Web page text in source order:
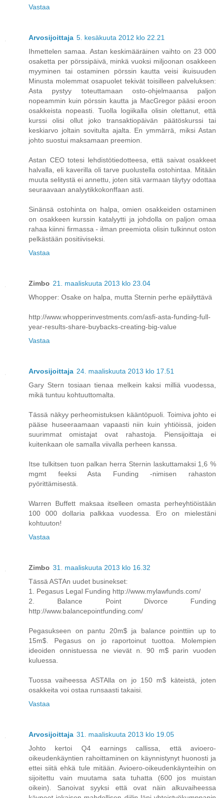
Vastaa
Arvosijoittaja 5. kesäkuuta 2012 klo 22.21
Ihmettelen samaa. Astan keskimääräinen vaihto on 23 000
osaketta per pörssipäivä, minkä vuoksi miljoonan osakkeen
myyminen tai ostaminen pörssin kautta veisi ikuisuuden
Minusta molemmat osapuolet tekivät toisilleen palveluksen:
Asta pystyy toteuttamaan osto-ohjelmaansa paljon
nopeammin kuin pörssin kautta ja MacGregor pääsi eroon
osakkeista nopeasti. Tuolla logiikalla olisin olettanut, että
kurssi olisi ollut joko transaktiopäivän päätöskurssi tai
keskiarvo joltain sovitulta ajalta. En ymmärrä, miksi Astan
johto suostui maksamaan preemion.
Astan CEO totesi lehdistötiedotteesa, että saivat osakkeet
halvalla, eli kaverilla oli tarve puolustella ostohintaa. Mitään
muuta selitystä ei annettu, joten sitä varmaan täytyy odottaa
seuraavaan analyytikkokonffaan asti.
Sinänsä ostohinta on halpa, omien osakkeiden ostaminen
on osakkeen kurssin katalyytti ja johdolla on paljon omaa
rahaa kiinni firmassa - ilman preemiota olisin tulkinnut oston
pelkästään positiiviseksi.
Vastaa
Zimbo 21. maaliskuuta 2013 klo 23.04
Whopper: Osake on halpa, mutta Sternin perhe epäilyttävä
http://www.whopperinvestments.com/asfi-asta-funding-full-
year-results-share-buybacks-creating-big-value
Vastaa
Arvosijoittaja 24. maaliskuuta 2013 klo 17.51
Gary Stern tosiaan tienaa melkein kaksi milliä vuodessa,
mikä tuntuu kohtuuttomalta.
Tässä näkyy perheomistuksen kääntöpuoli. Toimiva johto ei
pääse huseeraamaan vapaasti niin kuin yhtiöissä, joiden
suurimmat omistajat ovat rahastoja. Piensijoittaja ei
kuitenkaan ole samalla viivalla perheen kanssa.
Itse tulkitsen tuon palkan herra Sternin laskuttamaksi 1,6 %
mgmt feeksi Asta Funding -nimisen rahaston
pyörittämisestä.
Warren Buffett maksaa itselleen omasta perheyhtiöistään
100 000 dollaria palkkaa vuodessa. Ero on mielestäni
kohtuuton!
Vastaa
Zimbo 31. maaliskuuta 2013 klo 16.32
Tässä ASTAn uudet businekset:
1. Pegasus Legal Funding http://www.mylawfunds.com/
2. Balance Point Divorce Funding
http://www.balancepointfunding.com/
Pegasukseen on pantu 20m$ ja balance pointtiin up to
15m$. Pegasus on jo raportoinut tuottoa. Molempien
ideoiden onnistuessa ne vievät n. 90 m$ parin vuoden
kuluessa.
Tuossa vaiheessa ASTAlla on jo 150 m$ käteistä, joten
osakkeita voi ostaa runsaasti takaisi.
Vastaa
Arvosijoittaja 31. maaliskuuta 2013 klo 19.05
Johto kertoi Q4 earnings callissa, että avioero-
oikeudenkäyntien rahoittaminen on käynnistynyt huonosti ja
ettei siitä ehkä tule mitään. Avioero-oikeudenkäynteihin on
sijoitettu vain muutama sata tuhatta (600 jos muistan
oikein). Sanoivat syyksi että ovat näin alkuvaiheessa